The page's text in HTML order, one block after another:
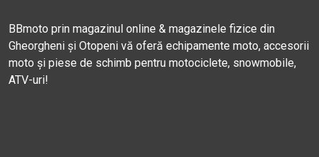
BBmoto prin magazinul online & magazinele fizice din
Gheorgheni și Otopeni vă oferă echipamente moto, accesorii
moto și piese de schimb pentru motociclete, snowmobile,
ATV-uri!